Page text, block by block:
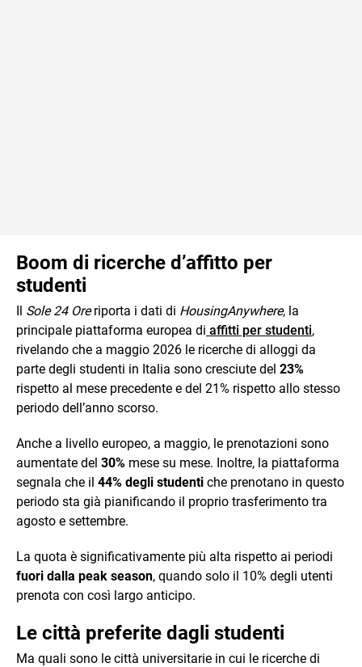
Boom di ricerche d’affitto per
studenti
Il Sole 24 Oreriporta i dati di HousingAnywhere, la
principale piattaforma europea di affitti per studenti,
rivelando che a maggio 2026 le ricerche di alloggi da
parte degli studenti in Italia sono cresciute del 23%
rispetto al mese precedente e del 21% rispetto allo stesso
periodo dell’anno scorso.
Anche a livello europeo, a maggio, le prenotazioni sono
aumentate del 30% mese su mese. Inoltre, la piattaforma
segnala che il 44% degli studenti che prenotano in questo
periodo sta già pianificando il proprio trasferimento tra
agosto e settembre.
La quota è significativamente più alta rispetto ai periodi
fuori dalla peak season, quando solo il 10% degli utenti
prenota con così largo anticipo.
Le città preferite dagli studenti
Ma quali sono le città universitarie in cui le ricerche di